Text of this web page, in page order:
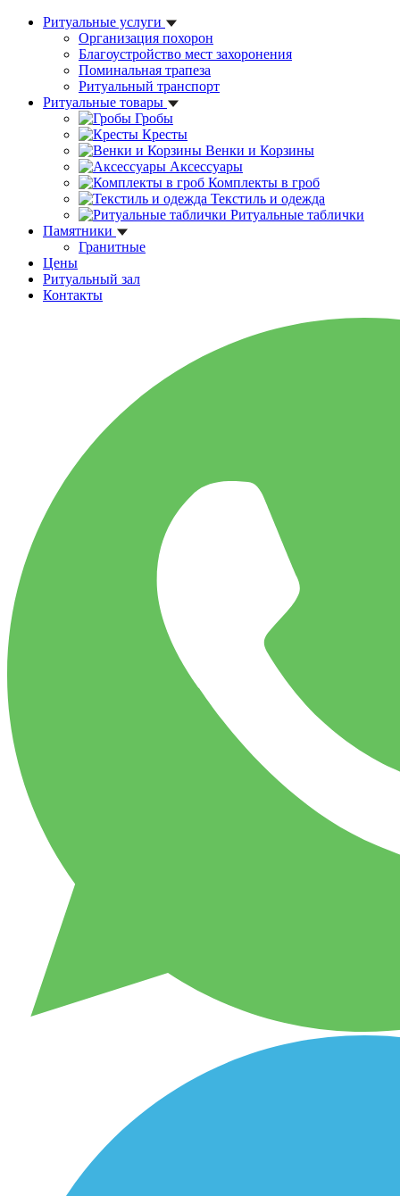
Ритуальные услуги
Организация похорон
Благоустройство мест захоронения
Поминальная трапеза
Ритуальный транспорт
Ритуальные товары
Гробы
Кресты
Венки и Корзины
Аксессуары
Комплекты в гроб
Текстиль и одежда
Ритуальные таблички
Памятники
Гранитные
Цены
Ритуальный зал
Контакты